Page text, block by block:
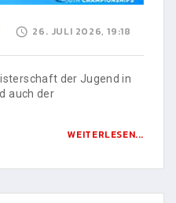
26. JULI 2026, 19:18
der Jugend in
auch der
WEITERLESEN...